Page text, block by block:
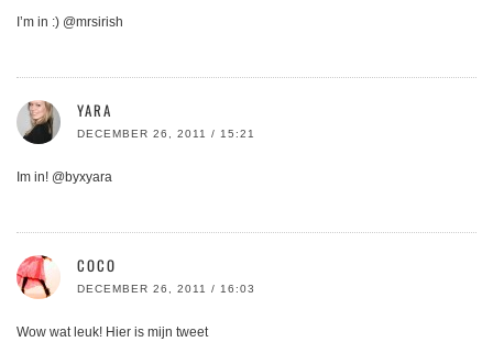
I’m in :) @mrsirish
YARA
DECEMBER 26, 2011 / 15:21
Im in! @byxyara
COCO
DECEMBER 26, 2011 / 16:03
Wow wat leuk! Hier is mijn tweet